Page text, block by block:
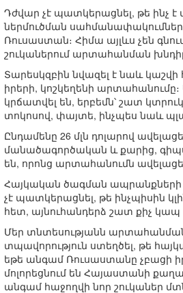
Դժվար չէ պատկերացնել, թե ինչ
ներմուծման սահմանափակումներ
Ռուսաստան։ Հիմա այլևս չեն
շուկաներում արտահանման
Տարեսկզբին նվազել է նաև
իրերի, կոշկեղենի
կրճատվել են, երբեմն՝ շատ
տոկոսով, փայտե, ինչպես նաև
Ընդամենը 26 մլն դոլարով
մանածագործական և քարից,
են, որոնց արտահանումն
Հայկական ծագման ապրանքների
չէ պատկերացնել, թե ինչպիսին
հետ, այնուհանդերձ շատ քիչ
Մեր տնտեսությանն
տպավորություն ստեղծել, թե
եթե անգամ Ռուսաստանը չբացի
մոլորեցնում են Հայաստանի
անգամ հաջողվի նոր շուկաներ